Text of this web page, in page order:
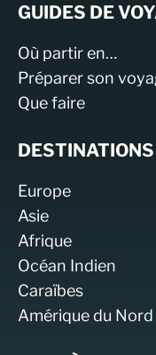
GUIDES DE
Où partir en…
Préparer son
Que faire
DESTINATIONS
Europe
Asie
Afrique
Océan Indien
Caraïbes
Amérique du Nord